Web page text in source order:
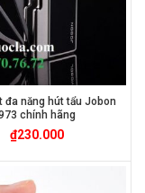
đa năng hút tẩu Jobon
chính hãng
₫230.000